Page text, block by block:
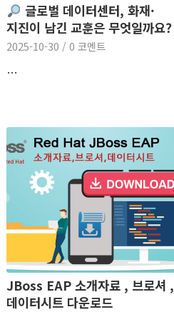
글로벌 데이터센터, 화재·
지진이 남긴 교훈은 무엇일까요?
2025-10-30 / 0 코멘트
…
JBoss EAP 소개자료 , 브로셔 ,
데이터시트 다운로드